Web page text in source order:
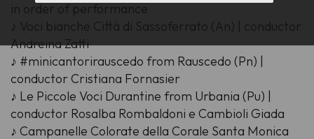
in order of performance
♪ Voci bianche Città di Sassoferrato (An) | conductor
Andreina Zatti
♪ #minicantorirauscedo from Rauscedo (Pn) |
conductor Cristiana Fornasier
♪ Le Piccole Voci Durantine from Urbania (Pu) |
conductor Rosalba Rombaldoni e Cambioli Giada
♪ Campanelle Colorate della Corale Santa Monica